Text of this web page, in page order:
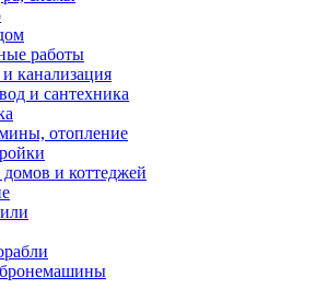
работы
канализация
и сантехника
отопление
и коттеджей